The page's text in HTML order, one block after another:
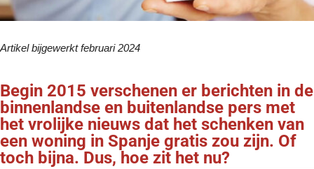
Artikel bijgewerkt februari 2024
Begin 2015 verschenen er berichten in de
binnenlandse en buitenlandse pers met
het vrolijke nieuws dat het schenken van
een woning in Spanje gratis zou zijn. Of
toch bijna. Dus, hoe zit het nu?